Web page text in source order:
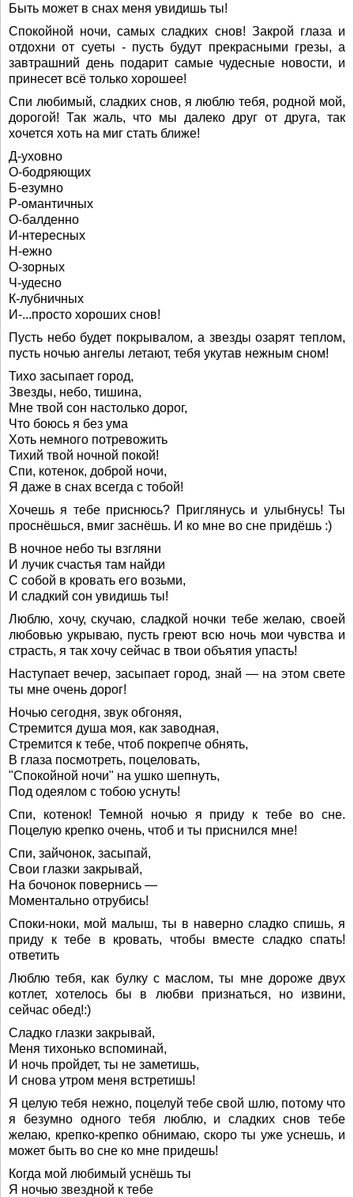
Быть может в снах меня увидишь ты!
Спокойной ночи, самых сладких снов! Закрой глаза и
отдохни от суеты - пусть будут прекрасными грезы, а
завтрашний день подарит самые чудесные новости, и
принесет всё только хорошее!
Спи любимый, сладких снов, я люблю тебя, родной мой,
дорогой! Так жаль, что мы далеко друг от друга, так
хочется хоть на миг стать ближе!
Д-уховно
О-бодряющих
Б-езумно
Р-омантичных
О-балденно
И-нтересных
Н-ежно
О-зорных
Ч-удесно
К-лубничных
И-...просто хороших снов!
Пусть небо будет покрывалом, а звезды озарят теплом,
пусть ночью ангелы летают, тебя укутав нежным сном!
Тихо засыпает город,
Звезды, небо, тишина,
Мне твой сон настолько дорог,
Что боюсь я без ума
Хоть немного потревожить
Тихий твой ночной покой!
Спи, котенок, доброй ночи,
Я даже в снах всегда с тобой!
Хочешь я тебе приснюсь? Приглянусь и улыбнусь! Ты
проснёшься, вмиг заснёшь. И ко мне во сне придёшь :)
В ночное небо ты взгляни
И лучик счастья там найди
С собой в кровать его возьми,
И сладкий сон увидишь ты!
Люблю, хочу, скучаю, сладкой ночки тебе желаю, своей
любовью укрываю, пусть греют всю ночь мои чувства и
страсть, я так хочу сейчас в твои объятия упасть!
Наступает вечер, засыпает город, знай — на этом свете
ты мне очень дорог!
Ночью сегодня, звук обгоняя,
Стремится душа моя, как заводная,
Стремится к тебе, чтоб покрепче обнять,
В глаза посмотреть, поцеловать,
"Спокойной ночи" на ушко шепнуть,
Под одеялом с тобою уснуть!
Спи, котенок! Темной ночью я приду к тебе во сне.
Поцелую крепко очень, чтоб и ты приснился мне!
Спи, зайчонок, засыпай,
Свои глазки закрывай,
На бочонок повернись —
Моментально отрубись!
Споки-ноки, мой малыш, ты в наверно сладко спишь, я
приду к тебе в кровать, чтобы вместе сладко спать!
ответить
Люблю тебя, как булку с маслом, ты мне дороже двух
котлет, хотелось бы в любви признаться, но извини,
сейчас обед!:)
Сладко глазки закрывай,
Меня тихонько вспоминай,
И ночь пройдет, ты не заметишь,
И снова утром меня встретишь!
Я целую тебя нежно, поцелуй тебе свой шлю, потому что
я безумно одного тебя люблю, и сладких снов тебе
желаю, крепко-крепко обнимаю, скоро ты уже уснешь, и
может быть во сне ко мне придешь!
Когда мой любимый уснёшь ты
Я ночью звездной к тебе